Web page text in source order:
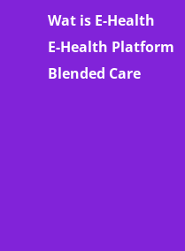
Wat is E-Health
E-Health Platform
Blended Care